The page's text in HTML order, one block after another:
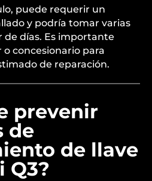
puede requerir un
y podría tomar varias
de días. Es importante
concesionario para
de reparación.
prevenir
de
de llave
Q3?